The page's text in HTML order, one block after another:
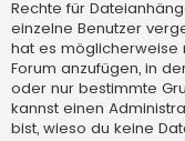
Rechte für
einzelne Benutzer
hat es möglicherweise
Forum anzufügen, in
oder nur bestimmte
kannst einen
bist, wieso du keine